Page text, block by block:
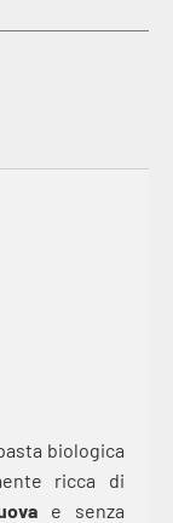
biologica
ricca di
e senza